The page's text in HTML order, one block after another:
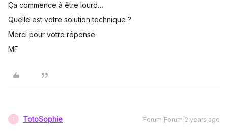
Ça commence à être lourd…
Quelle est votre solution technique ?
Merci pour votre réponse
MF
T TotoSophie Forum|Forum|2 years ago